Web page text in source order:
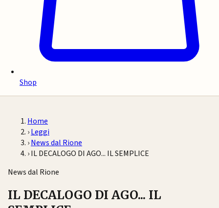
Shop
Home
›Leggi
›News dal Rione
›IL DECALOGO DI AGO... IL SEMPLICE
News dal Rione
IL DECALOGO DI AGO... IL